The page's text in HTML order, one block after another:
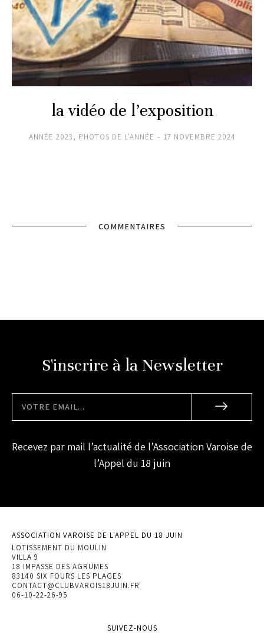
la vidéo de l’exposition
ANNÉE 2023, PHOTOS DE L'ANNÉE 17 NOVEMBRE 2024
COMMENTAIRES
S'inscrire à la Newsletter
Recevez par mail l’actualité de l’Association Varoise de
l’Appel du 18 juin
ASSOCIATION VAROISE DE L'APPEL DU 18 JUIN
LOTISSEMENT DU MOULIN
VILLA 9
18 IMPASSE DES AGRUMES
83140 SIX FOURS LES PLAGES
CONTACT@CLUBVAROIS18JUIN.FR
06-10-22-26-95
SUIVEZ-NOUS